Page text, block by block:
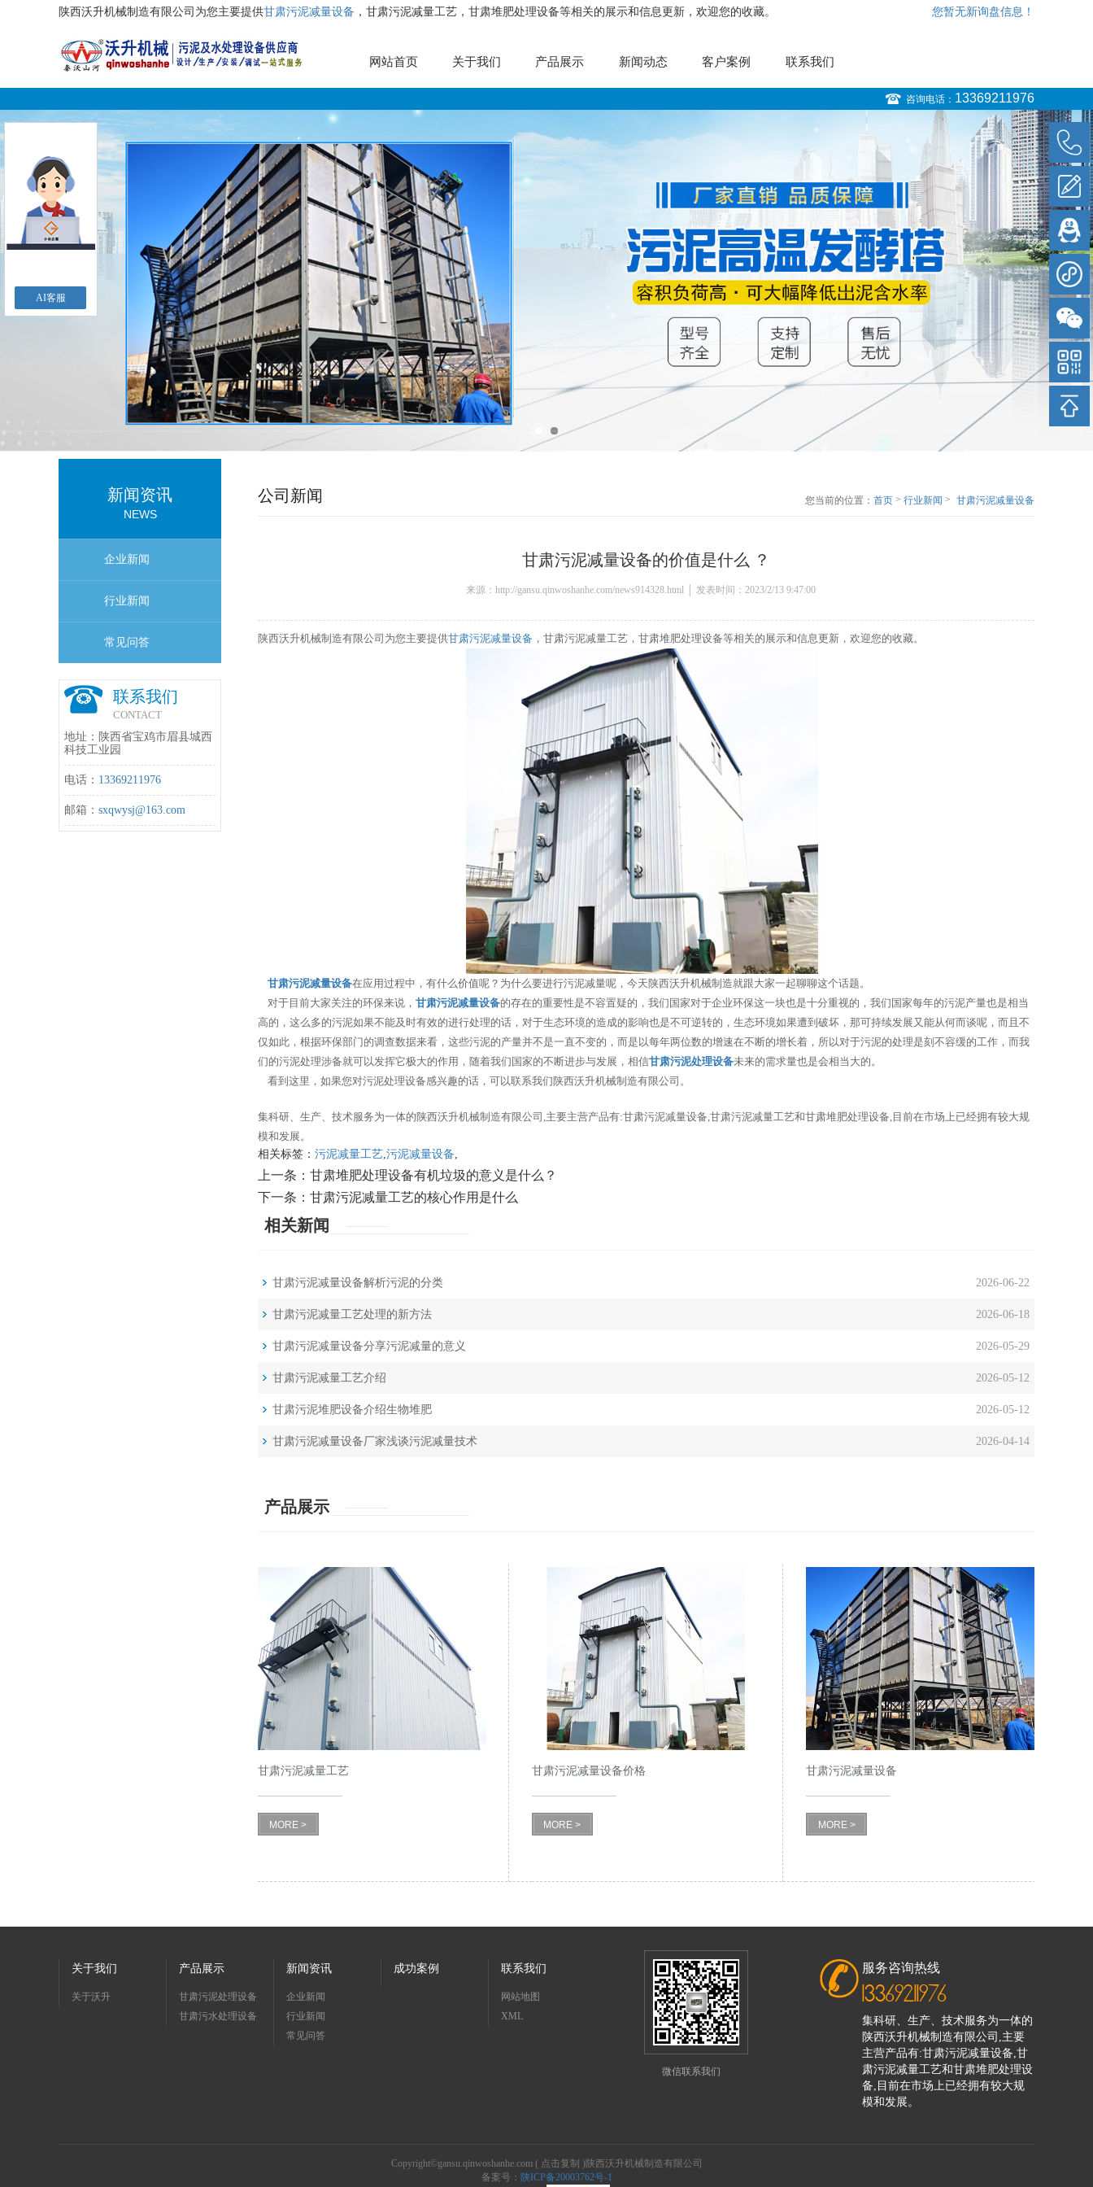
陕西沃升机械制造有限公司为您主要提供甘肃污泥减量设备 ，甘肃污泥减量工艺，甘肃堆肥处理设备等相关的展示和信息更新，欢迎您的收藏。 您暂无新询盘信息！
网站首页 关于我们 产品展示 新闻动态 客户案例 联系我们
咨询电话： 13369211976
新闻资讯
NEWS
企业新闻
行业新闻
常见问答
联系我们
CONTACT
地址：陕西省宝鸡市眉县城西
科技工业园
电话： 13369211976
邮箱： sxqwysj@163.com
公司新闻 您当前的位置： 首页 > 行业新闻 > 甘肃污泥减量设备
甘肃污泥减量设备的价值是什么 ？
来源：http://gansu.qinwoshanhe.com/news914328.html │ 发表时间：2023/2/13 9:47:00
陕西沃升机械制造有限公司为您主要提供甘肃污泥减量设备 ，甘肃污泥减量工艺，甘肃堆肥处理设备等相关的展示和信息更新，欢迎您的收藏。
甘肃污泥减量设备在应用过程中，有什么价值呢？为什么要进行污泥减量呢，今天陕西沃升机械制造就跟大家一起聊聊这个话题。
对于目前大家关注的环保来说， 甘肃污泥减量设备的存在的重要性是不容置疑的，我们国家对于企业环保这一块也是十分重视的，我们国家每年的污泥产量也是相当
高的，这么多的污泥如果不能及时有效的进行处理的话，对于生态环境的造成的影响也是不可逆转的，生态环境如果遭到破坏，那可持续发展又能从何而谈呢，而且不
仅如此，根据环保部门的调查数据来看，这些污泥的产量并不是一直不变的，而是以每年两位数的增速在不断的增长着，所以对于污泥的处理是刻不容缓的工作，而我
们的污泥处理涉备就可以发挥它极大的作用，随着我们国家的不断进步与发展，相信甘肃污泥处理设备未来的需求量也是会相当大的。
看到这里，如果您对污泥处理设备感兴趣的话，可以联系我们陕西沃升机械制造有限公司。
集科研、生产、技术服务为一体的陕西沃升机械制造有限公司,主要主营产品有:甘肃污泥减量设备,甘肃污泥减量工艺和甘肃堆肥处理设备,目前在市场上已经拥有较大规
模和发展。
相关标签： 污泥减量工艺,污泥减量设备,
上一条： 甘肃堆肥处理设备有机垃圾的意义是什么？
下一条： 甘肃污泥减量工艺的核心作用是什么
相关新闻
甘肃污泥减量设备解析污泥的分类 2026-06-22
甘肃污泥减量工艺处理的新方法 2026-06-18
甘肃污泥减量设备分享污泥减量的意义 2026-05-29
甘肃污泥减量工艺介绍 2026-05-12
甘肃污泥堆肥设备介绍生物堆肥 2026-05-12
甘肃污泥减量设备厂家浅谈污泥减量技术 2026-04-14
产品展示
甘肃污泥减量工艺
MORE >
甘肃污泥减量设备价格
MORE >
甘肃污泥减量设备
MORE >
关于我们
关于沃升
产品展示
甘肃污泥处理设备
甘肃污水处理设备
新闻资讯
企业新闻
行业新闻
常见问答
成功案例 联系我们
网站地图
XML
微信联系我们
服务咨询热线
13369211976
集科研、生产、技术服务为一体的
陕西沃升机械制造有限公司,主要
主营产品有:甘肃污泥减量设备,甘
肃污泥减量工艺和甘肃堆肥处理设
备,目前在市场上已经拥有较大规
模和发展。
Copyright©gansu.qinwoshanhe.com( 点击复制 )陕西沃升机械制造有限公司
备案号： 陕ICP备20003762号-1
AI客服